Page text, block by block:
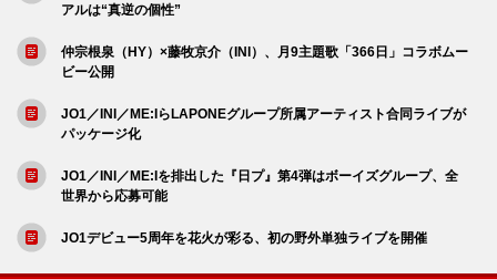
アルは“真逆の個性”
仲宗根泉（HY）×藤牧京介（INI）、月9主題歌「366日」コラボムー
ビー公開
JO1／INI／ME:IらLAPONEグループ所属アーティスト合同ライブが
パッケージ化
JO1／INI／ME:Iを排出した『日プ』第4弾はボーイズグループ、全
世界から応募可能
JO1デビュー5周年を花火が彩る、初の野外単独ライブを開催